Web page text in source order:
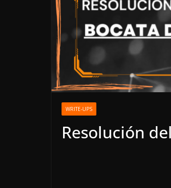
WRITE-UPS
Resolución